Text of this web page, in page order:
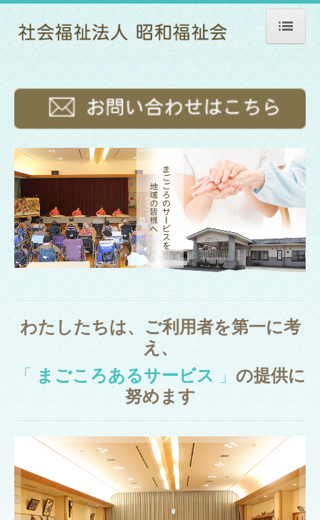
法人情報
情報公開
苦情解決について
ご利用案内
昭和ホーム 本館
昭和ホーム ユニット館
ショートステイ
訪問介護（ホームヘルパー）
糸つむぎ（広報誌）
アクセス
スタッフ募集
お問い合わせ
わたしたちは、ご利用者を第一に考
え、
「 まごころあるサービス 」 の提供に
努めます